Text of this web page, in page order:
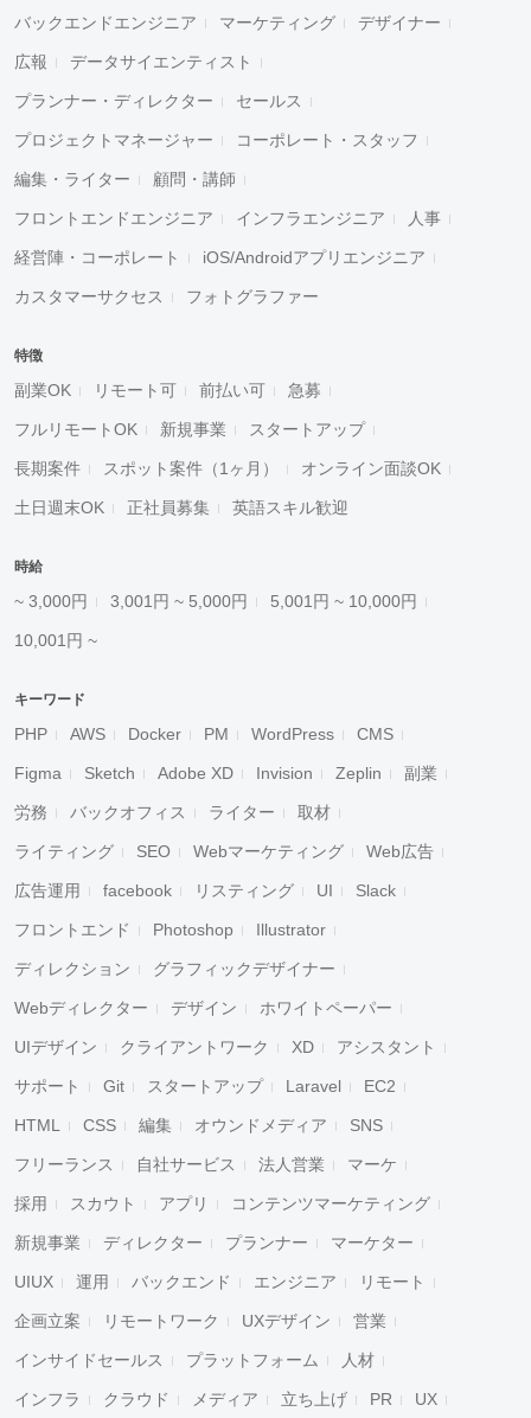
バックエンドエンジニア マーケティング デザイナー
広報 データサイエンティスト
プランナー・ディレクター セールス
プロジェクトマネージャー コーポレート・スタッフ
編集・ライター 顧問・講師
フロントエンドエンジニア インフラエンジニア 人事
経営陣・コーポレート iOS/Androidアプリエンジニア
カスタマーサクセス フォトグラファー
特徴
副業OK リモート可 前払い可 急募
フルリモートOK 新規事業 スタートアップ
長期案件 スポット案件（1ヶ月） オンライン面談OK
土日週末OK 正社員募集 英語スキル歓迎
時給
~ 3,000円 3,001円 ~ 5,000円 5,001円 ~ 10,000円
10,001円 ~
キーワード
PHP AWS Docker PM WordPress CMS
Figma Sketch Adobe XD Invision Zeplin 副業
労務 バックオフィス ライター 取材
ライティング SEO Webマーケティング Web広告
広告運用 facebook リスティング UI Slack
フロントエンド Photoshop Illustrator
ディレクション グラフィックデザイナー
Webディレクター デザイン ホワイトペーパー
UIデザイン クライアントワーク XD アシスタント
サポート Git スタートアップ Laravel EC2
HTML CSS 編集 オウンドメディア SNS
フリーランス 自社サービス 法人営業 マーケ
採用 スカウト アプリ コンテンツマーケティング
新規事業 ディレクター プランナー マーケター
UIUX 運用 バックエンド エンジニア リモート
企画立案 リモートワーク UXデザイン 営業
インサイドセールス プラットフォーム 人材
インフラ クラウド メディア 立ち上げ PR UX